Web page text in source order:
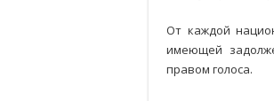
От каждой
имеющей
правом голоса.